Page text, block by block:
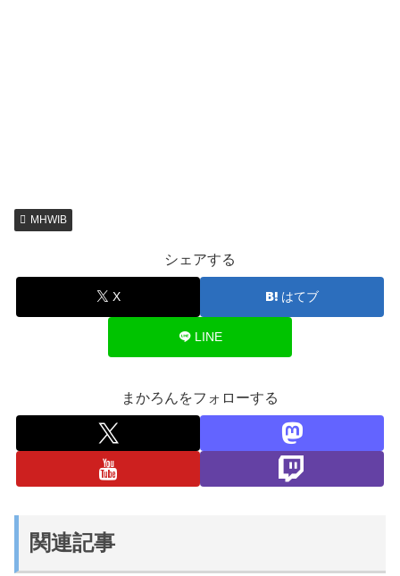
MHWIB
シェアする
X はてブ
LINE
まかろんをフォローする
関連記事